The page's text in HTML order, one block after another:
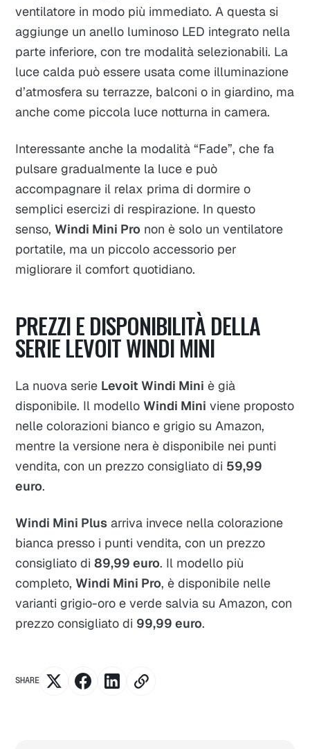
ventilatore in modo più immediato. A questa si
aggiunge un anello luminoso LED integrato nella
parte inferiore, con tre modalità selezionabili. La
luce calda può essere usata come illuminazione
d’atmosfera su terrazze, balconi o in giardino, ma
anche come piccola luce notturna in camera.
Interessante anche la modalità “Fade”, che fa
pulsare gradualmente la luce e può
accompagnare il relax prima di dormire o
semplici esercizi di respirazione. In questo
senso,Windi Mini Pro non è solo un ventilatore
portatile, ma un piccolo accessorio per
migliorare il comfort quotidiano.
PREZZI E DISPONIBILITÀ DELLA
SERIE LEVOIT WINDI MINI
La nuova serie Levoit Windi Mini è già
disponibile. Il modelloWindi Mini viene proposto
nelle colorazioni bianco e grigio su Amazon,
mentre la versione nera è disponibile nei punti
vendita, con un prezzo consigliato di 59,99
euro.
Windi Mini Plus arriva invece nella colorazione
bianca presso i punti vendita, con un prezzo
consigliato di89,99 euro. Il modello più
completo,Windi Mini Pro, è disponibile nelle
varianti grigio-oro e verde salvia su Amazon, con
prezzo consigliato di 99,99 euro.
SHARE